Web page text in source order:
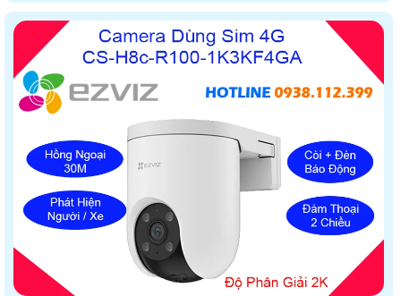
CS-H90-R100-8H44WKFL là camera đa năng kết hợp cảnh báo
ngay lập tức và thông báo qua phần mềm trên điện thoại